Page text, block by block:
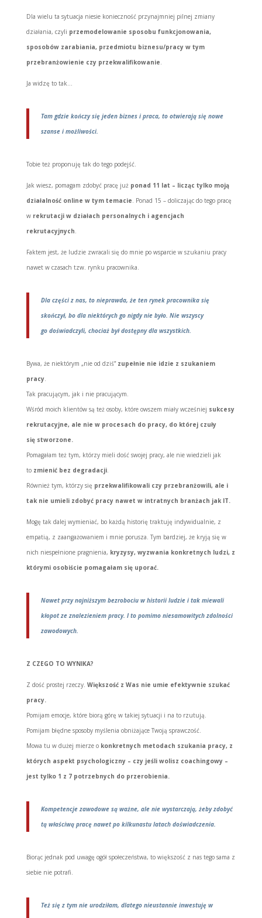
Dla wielu ta sytuacja niesie konieczność przynajmniej pilnej zmiany
działania, czyli przemodelowanie sposobu funkcjonowania,
sposobów zarabiania, przedmiotu biznesu/pracy w tym
przebranżowienie czy przekwalifikowanie
Ja widzę to tak…
Tam gdzie kończy się jeden biznes i praca, to otwierają się nowe
szanse i możliwości.
Tobie też proponuję tak do tego podejść.
Jak wiesz, pomagam zdobyć pracę już ponad 11 lat – licząc tylko moją
działalność online w tym temacie . Ponad 15 – doliczając do tego pracę
w rekrutacji w działach personalnych i agencjach
rekrutacyjnych
Faktem jest, że ludzie zwracali się do mnie po wsparcie w szukaniu pracy
nawet w czasach tzw. rynku pracownika.
Dla części z nas, to nieprawda, że ten rynek pracownika się
skończył, bo dla niektórych go nigdy nie było. Nie wszyscy
go doświadczyli, chociaż był dostępny dla wszystkich.
Bywa, że niektórym „nie od dziś”zupełnie nie idzie z szukaniem
pracy.
Tak pracującym, jak i nie pracującym.
Wśród moich klientów są też osoby, które owszem miały wcześniej sukcesy
rekrutacyjne, ale nie w procesach do pracy, do której czuły
się stworzone.
Pomagałam też tym, którzy mieli dość swojej pracy, ale nie wiedzieli jak
to zmienić bez degradacji.
Również tym, którzy się przekwalifikowali czy przebranżowili, ale i
tak nie umieli zdobyć pracy nawet w intratnych branżach jak IT.
Mogę tak dalej wymieniać, bo każdą historię traktuję indywidualnie, z
empatią, z zaangażowaniem i mnie porusza. Tym bardziej, że kryją się w
nich niespełnione pragnienia, kryzysy, wyzwania konkretnych ludzi, z
którymi osobiście pomagałam się uporać.
Nawet przy najniższym bezrobociu w historii ludzie i tak miewali
kłopot ze znalezieniem pracy. I to pomimo niesamowitych zdolności
zawodowych.
Z CZEGO TO WYNIKA?
Z dość prostej rzeczy. Większość z Was nie umie efektywnie szukać
pracy.
Pomijam emocje, które biorą górę w takiej sytuacji i na to rzutują.
Pomijam błędne sposoby myślenia obniżające Twoją sprawczość.
Mowa tu w dużej mierze o konkretnych metodach szukania pracy, z
których aspekt psychologiczny – czy jeśli wolisz coachingowy –
jest tylko 1 z 7 potrzebnych do przerobienia.
Kompetencje zawodowe są ważne, ale nie wystarczają, żeby zdobyć
tą właściwą pracę nawet po kilkunastu latach doświadczenia.
Biorąc jednak pod uwagę ogół społeczeństwa, to większość z nas tego sama z
siebie nie potrafi.
Też się z tym nie urodziłam, dlatego nieustannie inwestuję w